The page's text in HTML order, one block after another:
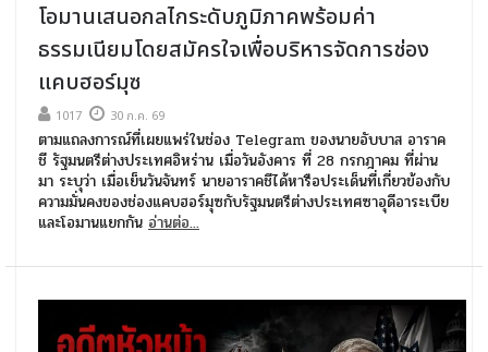
โอมานเสนอกลไกระดับภูมิภาคพร้อมค่า
ธรรมเนียมโดยสมัครใจเพื่อบริหารจัดการช่อง
แคบฮอร์มุซ
1017 30 ก.ค. 69
ตามแถลงการณ์ที่เผยแพร่ในช่อง Telegram ของนายอับบาส อาราค
ชี รัฐมนตรีต่างประเทศอิหร่าน เมื่อวันอังคาร ที่ 28 กรกฎาคม ที่ผ่าน
มา ระบุว่า เมื่อเย็นวันจันทร์ นายอาราคชีได้หารือประเด็นที่เกี่ยวข้องกับ
ความมั่นคงของช่องแคบฮอร์มุซกับรัฐมนตรีต่างประเทศซาอุดีอาระเบีย
และโอมานแยกกัน อ่านต่อ...